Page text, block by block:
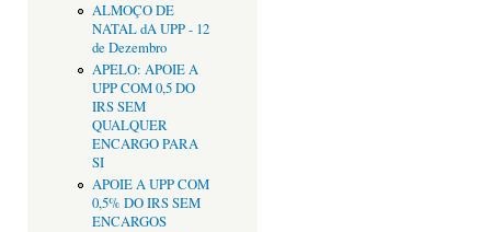
ALMOÇO DE
NATAL dA UPP - 12
de Dezembro
APELO: APOIE A
UPP COM 0,5 DO
IRS SEM
QUALQUER
ENCARGO PARA
SI
APOIE A UPP COM
0,5% DO IRS SEM
ENCARGOS